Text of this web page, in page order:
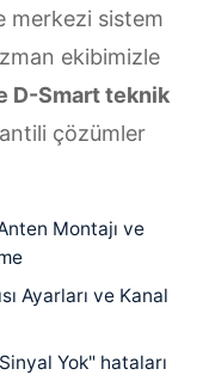
merkezi sistem
ekibimizle
D-Smart teknik
çözümler
Montajı ve
Ayarları ve Kanal
Yok" hataları